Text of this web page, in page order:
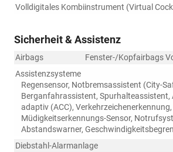
Volldigitales Kombiinstrument (Virtual
Sicherheit & Assistenz
Airbags
Fenster-/Kopfairbags
Assistenzsysteme
Regensensor, Notbremsassistent (City-
Berganfahrassistent,
adaptiv (ACC), Verkehrzeichenerkennung,
Müdigkeitserkennungs-Sensor,
Abstandswarner,
Diebstahl-Alarmanlage